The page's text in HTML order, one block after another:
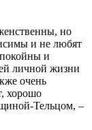
но
и не любят
и
личной жизни
очень
хорошо
Тельцом, –